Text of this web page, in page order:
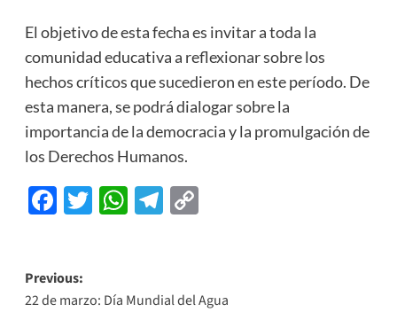
El objetivo de esta fecha es invitar a toda la
comunidad educativa a reflexionar sobre los
hechos críticos que sucedieron en este período. De
esta manera, se podrá dialogar sobre la
importancia de la democracia y la promulgación de
los Derechos Humanos.
Facebook
Twitter
WhatsApp
Telegram
Copy
Previous:
22 de marzo: Día Mundial del Agua